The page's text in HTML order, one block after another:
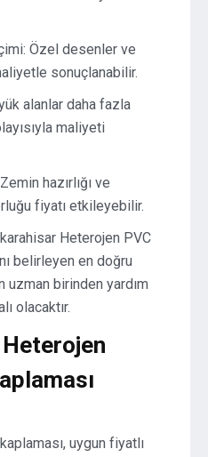
Özel desenler ve
sonuçlanabilir.
alanlar daha fazla
maliyeti
hazırlığı ve
fiyatı etkileyebilir.
Heterojen PVC
belirleyen en doğru
birinden yardım
olacaktır.
uygun fiyatlı